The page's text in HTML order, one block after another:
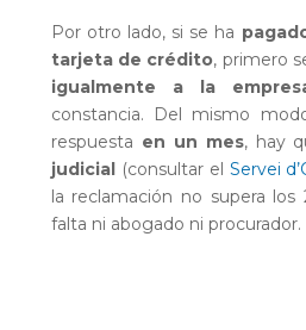
Por otro lado, si se ha
tarjeta de crédito, primero
igualmente a la
constancia. Del mismo
respuesta en un mes, hay
judicial(consultar el Servei
la reclamación no supera los
falta ni abogado ni procurador.